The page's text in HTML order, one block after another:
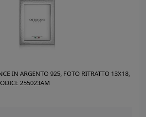
IN ARGENTO 925, FOTO RITRATTO 13X18,
255023AM